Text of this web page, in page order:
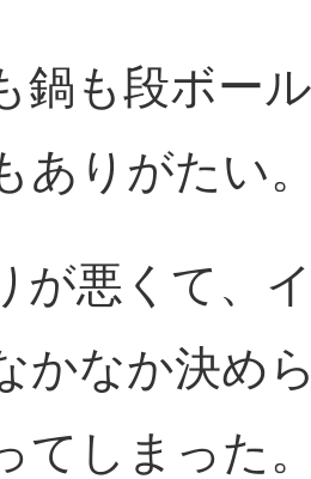
鍋も段ボー
ありがたい
が悪くて、
かなか決め
てしまった